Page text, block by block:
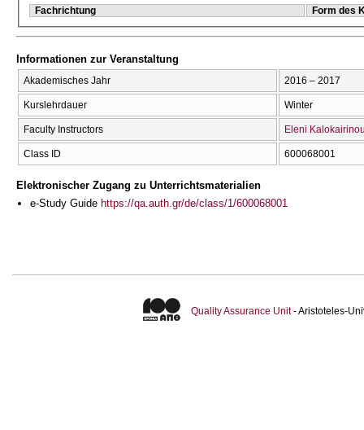
Fachrichtung Form des
Informationen zur Veranstaltung
Akademisches Jahr 2016 – 2017
Kurslehrdauer Winter
Faculty Instructors Eleni
Class ID 600068001
Elektronischer Zugang zu Unterrichtsmaterialien
e-Study Guide https://qa.auth.gr/de/class/1/600068001
Quality Assurance Unit- Aristoteles-